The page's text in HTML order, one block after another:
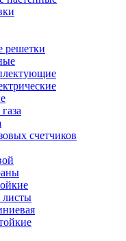
решетки
счетчиков